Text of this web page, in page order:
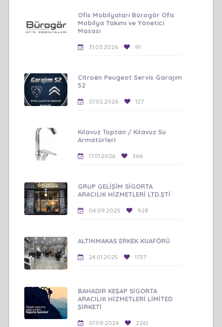
Ofis Mobilyaları Bürogör Ofis
Mobilya Takımı ve Yönetici
Masası
31.03.2026 91
Citroën Peugeot Servis Garajım
52
07.02.2026 127
Kılavuz Toptan / Kılavuz Su
Armatürleri
17.01.2026 366
GRUP GELİŞİM SİGORTA
ARACILIK HİZMETLERİ LTD.ŞTİ
04.09.2025 928
ALTINMAKAS ERKEK KUAFÖRÜ
24.01.2025 1737
BAHADIR KEŞAP SİGORTA
ARACILIK HİZMETLERİ LİMİTED
ŞİRKETİ
07.09.2024 2261